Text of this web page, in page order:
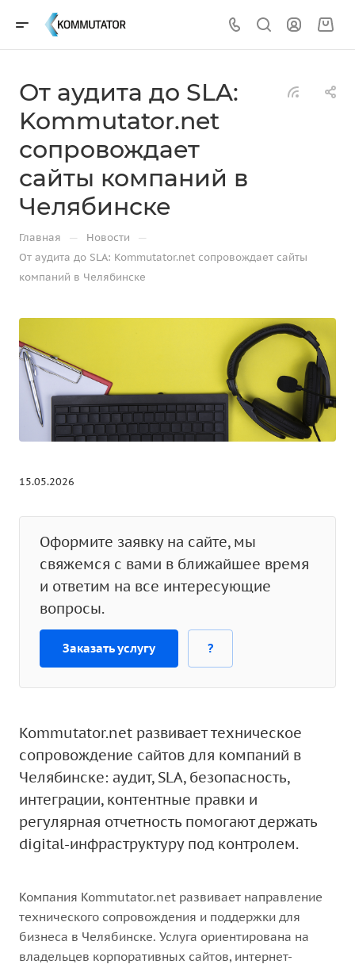
От аудита до SLA:
Kommutator.net
сопровождает
сайты компаний в
Челябинске
Главная — Новости —
От аудита до SLA: Kommutator.net сопровождает сайты
компаний в Челябинске
15.05.2026
Оформите заявку на сайте, мы
свяжемся с вами в ближайшее время
и ответим на все интересующие
вопросы.
Заказать услугу ?
Kommutator.net развивает техническое
сопровождение сайтов для компаний в
Челябинске: аудит, SLA, безопасность,
интеграции, контентные правки и
регулярная отчетность помогают держать
digital-инфраструктуру под контролем.
Компания Kommutator.net развивает направление
технического сопровождения и поддержки для
бизнеса в Челябинске. Услуга ориентирована на
владельцев корпоративных сайтов, интернет-